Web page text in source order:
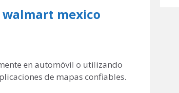
mexico
en automóvil o utilizando
de mapas confiables.